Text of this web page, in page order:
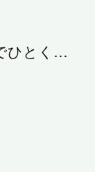
ひとく…